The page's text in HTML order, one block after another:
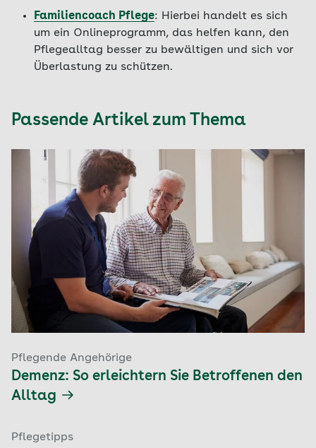
Familiencoach Pflege: Hierbei handelt es sich
um ein Onlineprogramm, das helfen kann, den
Pflegealltag besser zu bewältigen und sich vor
Überlastung zu schützen.
Passende Artikel zum Thema
Pflegende Angehörige
Demenz: So erleichtern Sie Betroffenen den
Alltag
Pflegetipps